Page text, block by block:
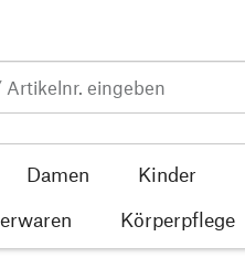
Damen Kinder
Körperpflege